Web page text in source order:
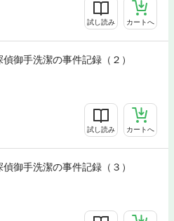
試し読み カートへ
御手洗潔の事件記録（２）
試し読み カートへ
御手洗潔の事件記録（３）